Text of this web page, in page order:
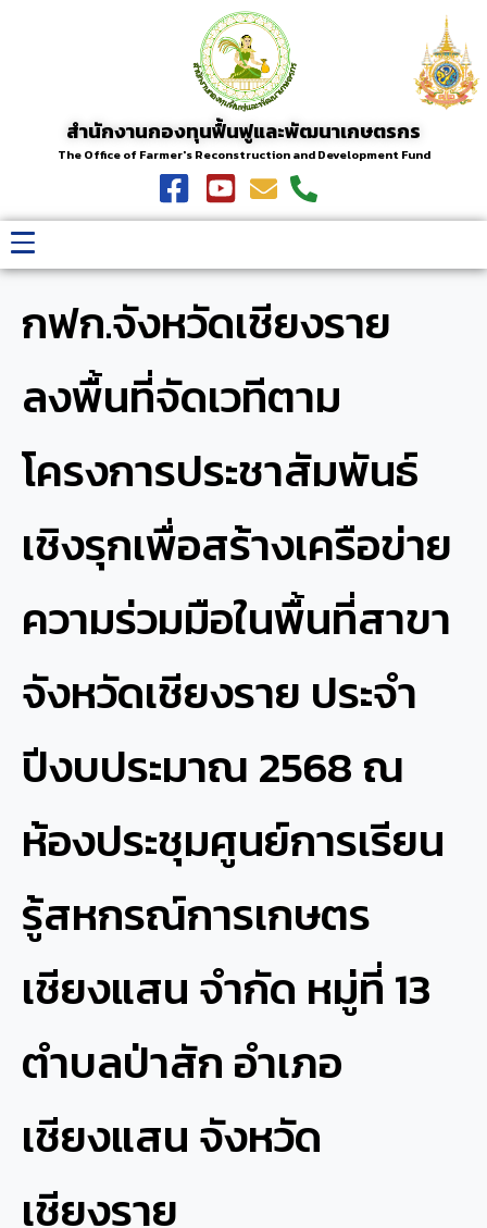
สำนักงานกองทุนฟื้นฟูและพัฒนาเกษตรกร
The Office of Farmer's Reconstruction and Development Fund
กฟก.จังหวัดเชียงราย
ลงพื้นที่จัดเวทีตาม
โครงการประชาสัมพันธ์
เชิงรุกเพื่อสร้างเครือข่าย
ความร่วมมือในพื้นที่สาขา
จังหวัดเชียงราย ประจำ
ปีงบประมาณ 2568 ณ
ห้องประชุมศูนย์การเรียน
รู้สหกรณ์การเกษตร
เชียงแสน จำกัด หมู่ที่ 13
ตำบลป่าสัก อำเภอ
เชียงแสน จังหวัด
เชียงราย